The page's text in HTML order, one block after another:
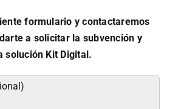
formulario y contactaremos
a solicitar la subvención y
solución Kit Digital.